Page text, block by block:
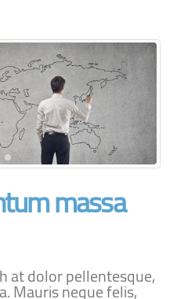
massa
at dolor pellentesque,
Mauris neque felis,